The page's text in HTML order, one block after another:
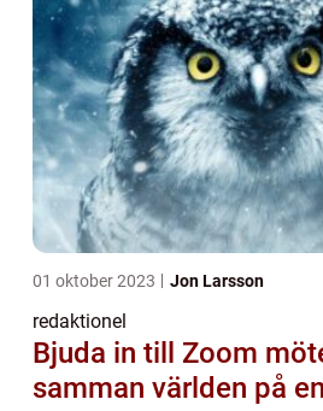
01 oktober 2023 Jon Larsson
redaktionel
Bjuda in till Zoom
samman världen på